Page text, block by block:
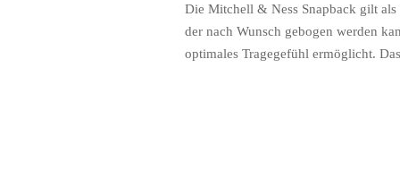
Die Mitchell & Ness Snapback gilt
der nach Wunsch gebogen werden
optimales Tragegefühl ermöglicht.